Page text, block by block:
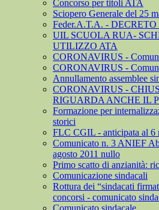
Concorso per titoli ATA
Sciopero Generale del 25
Feder.A.T.A. -
UIL SCUOLA RUA-
UTILIZZO ATA
CORONAVIRUS -
CORONAVIRUS -
Annullamento assemblee
CORONAVIRUS -
RIGUARDA ANCHE IL
Formazione per
storici
FLC CGIL - anticipata al 6
Comunicato n. 3 ANIEF
agosto 2011 nullo
Primo scatto di anzianità:
Comunicazione sindacali
Rottura dei “sindacati
concorsi - comunicato